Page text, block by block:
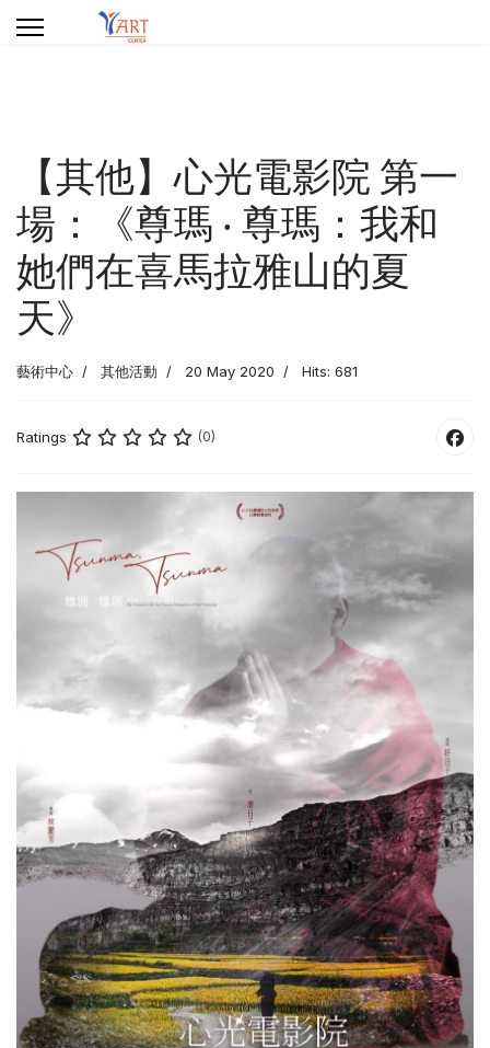
【其他】心光電影院 第一
場：《尊瑪 ‧ 尊瑪：我和
她們在喜馬拉雅山的夏
天》
藝術中心 其他活動 20 May 2020 Hits: 681
Ratings (0)